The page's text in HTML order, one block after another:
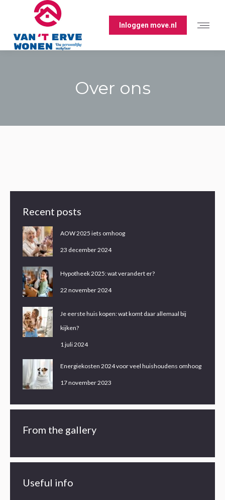
Inloggen move.nl
Over ons
Recent posts
AOW 2025 iets omhoog
23 december 2024
Hypotheek 2025: wat verandert er?
22 november 2024
Je eerste huis kopen: wat komt daar allemaal bij
kijken?
1 juli 2024
Energiekosten 2024 voor veel huishoudens omhoog
17 november 2023
From the gallery
Useful info